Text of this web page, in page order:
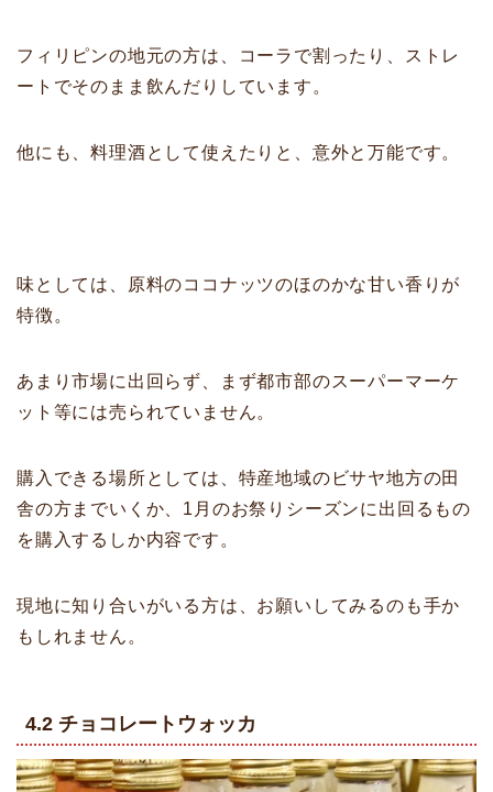
フィリピンの地元の方は、コーラで割ったり、ストレ
ートでそのまま飲んだりしています。
他にも、料理酒として使えたりと、意外と万能です。
味としては、原料のココナッツのほのかな甘い香りが
特徴。
あまり市場に出回らず、まず都市部のスーパーマーケ
ット等には売られていません。
購入できる場所としては、特産地域のビサヤ地方の田
舎の方までいくか、1月のお祭りシーズンに出回るもの
を購入するしか内容です。
現地に知り合いがいる方は、お願いしてみるのも手か
もしれません。
4.2 チョコレートウォッカ